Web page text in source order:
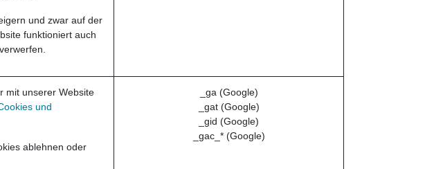
und zwar auf der
funktioniert auch
mit unserer Website
und
ablehnen oder
_ga (Google)
_gat (Google)
_gid (Google)
_gac_* (Google)